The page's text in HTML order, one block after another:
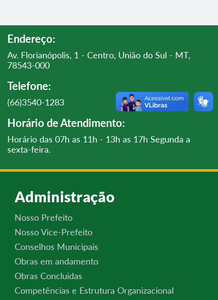
Endereço:
Av. Florianópolis, 1 - Centro, União do Sul - MT,
78543-000
Telefone:
(66)3540-1283
Horário de Atendimento:
Horário das 07h as 11h - 13h as 17h Segunda a
sexta-feira.
Administração
Nosso Prefeito
Nosso Vice-Prefeito
Conselhos Municipais
Obras em andamento
Obras Concluidas
Competências e Estrutura Organizacional